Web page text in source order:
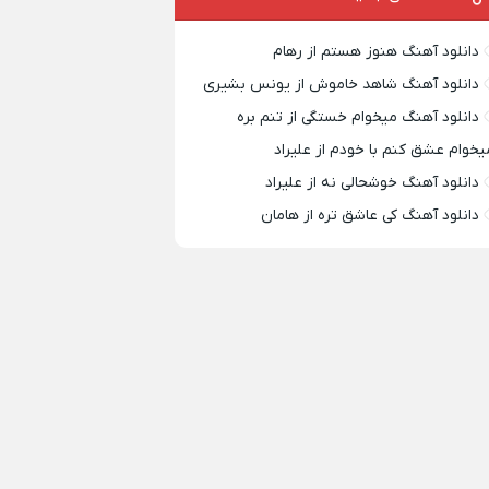
دانلود آهنگ هنوز هستم از رهام
دانلود آهنگ شاهد خاموش از یونس بشیری
دانلود آهنگ میخوام خستگی از تنم بره
عشق کنم با خودم از علیراد
دانلود آهنگ خوشحالی نه از علیراد
دانلود آهنگ کی عاشق تره از هامان